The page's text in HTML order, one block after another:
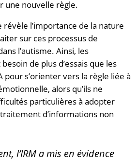
une nouvelle règle.
révèle l’importance de la nature
sur ces processus de
l’autisme. Ainsi, les
de plus d’essais que les
pour s’orienter vers la règle liée à
alors qu’ils ne
particulières à adopter
d’informations non
l’IRM a mis en évidence